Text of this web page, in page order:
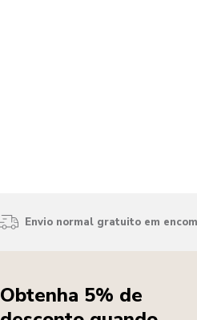
Envio normal gratuito em
Obtenha 5% de